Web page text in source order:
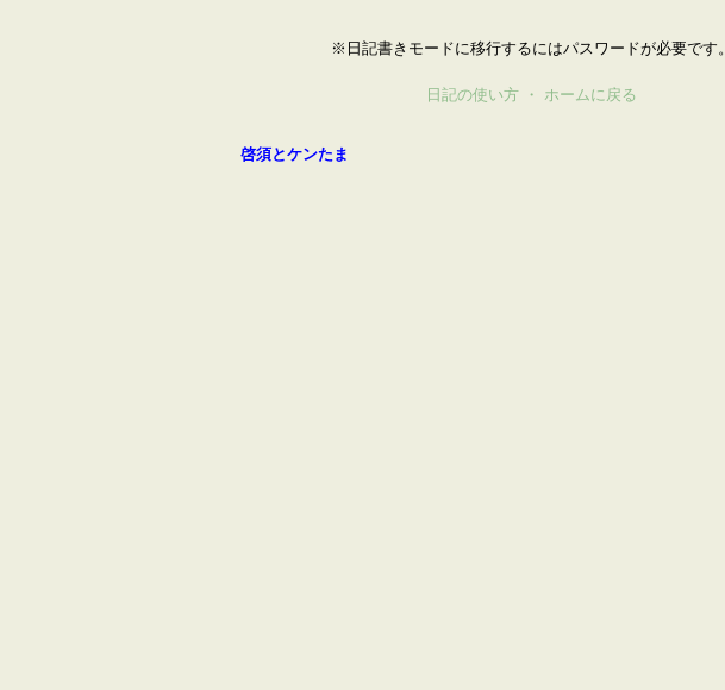
※日記書きモードに移行するにはパスワードが必要です。
日記の使い方 ・ ホームに戻る
啓須とケンたま